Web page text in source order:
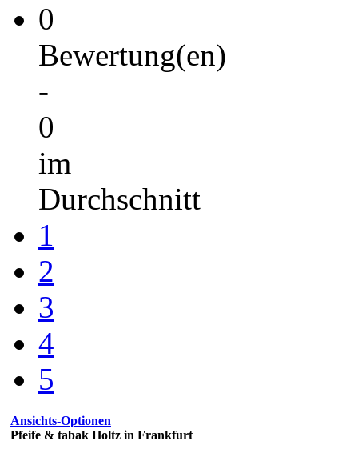
0
Bewertung(en)
-
0
im
Durchschnitt
1
2
3
4
5
Ansichts-Optionen
Pfeife & tabak Holtz in Frankfurt